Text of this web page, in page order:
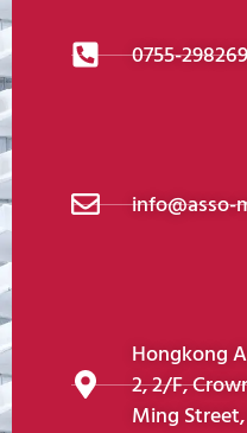
0755-
info@asso-
Hongkong
2, 2/F,
Ming